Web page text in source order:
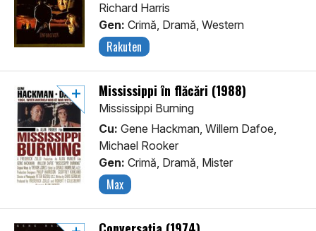
Richard Harris
Gen: Crimă, Dramă, Western
Rakuten
Mississippi în flăcări (1988)
Mississippi Burning
Cu: Gene Hackman, Willem Dafoe,
Michael Rooker
Gen: Crimă, Dramă, Mister
Max